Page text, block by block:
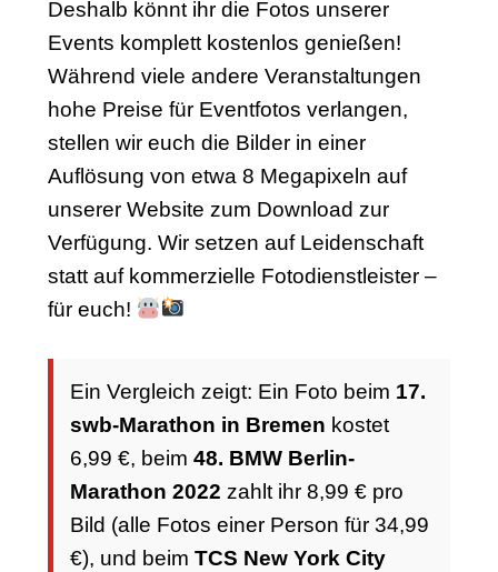
Deshalb könnt ihr die Fotos unserer
Events komplett kostenlos genießen!
Während viele andere Veranstaltungen
hohe Preise für Eventfotos verlangen,
stellen wir euch die Bilder in einer
Auflösung von etwa 8 Megapixeln auf
unserer Website zum Download zur
Verfügung. Wir setzen auf Leidenschaft
statt auf kommerzielle Fotodienstleister –
für euch!
Ein Vergleich zeigt: Ein Foto beim 17.
swb-Marathon in Bremen kostet
6,99 €, beim 48. BMW Berlin-
Marathon 2022 zahlt ihr 8,99 € pro
Bild (alle Fotos einer Person für 34,99
€), und beim TCS New York City